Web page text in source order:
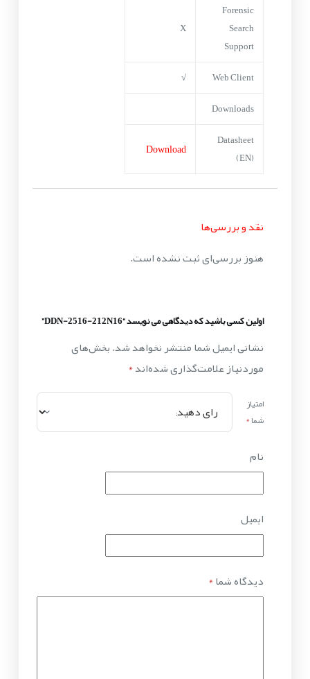
Forensic
Search
Support
X
Web Client
√
Downloads
Datasheet
(EN)
Download
نقد و بررسی‌ها
هنوز بررسی‌ای ثبت نشده است.
اولین کسی باشید که دیدگاهی می نویسد “DDN-2516-212N16”
نشانی ایمیل شما منتشر نخواهد شد.بخش‌های
موردنیاز علامت‌گذاری شده‌اند*
امتیاز
شما*
نام
ایمیل
دیدگاه شما*